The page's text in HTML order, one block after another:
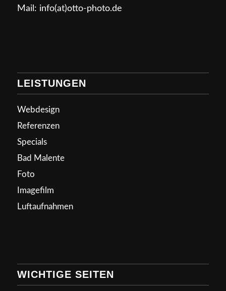
Mail: info(at)otto-photo.de
LEISTUNGEN
Webdesign
Referenzen
Specials
Bad Malente
Foto
Imagefilm
Luftaufnahmen
WICHTIGE SEITEN